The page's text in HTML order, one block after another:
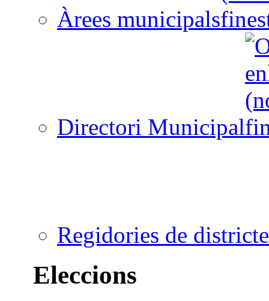
Àrees municipals
Directori Municipal
Regidories de districte
Eleccions